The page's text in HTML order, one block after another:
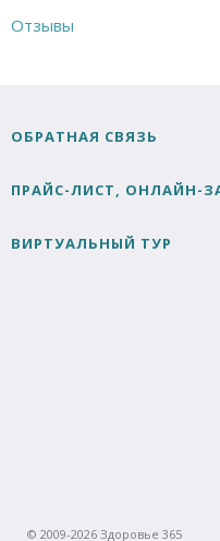
Отзывы
ОБРАТНАЯ СВЯЗЬ
ПРАЙС-ЛИСТ, ОНЛАЙН-
ВИРТУАЛЬНЫЙ ТУР
© 2009-2026 Здоровье 365